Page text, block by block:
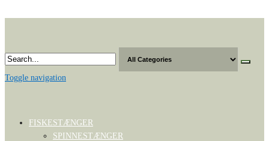
content
Toggle navigation
FISKESTÆNGER
SPINNESTÆNGER